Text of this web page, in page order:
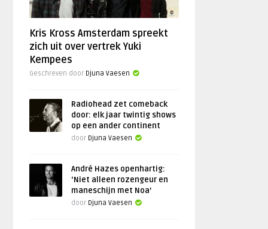
Kris Kross Amsterdam spreekt
zich uit over vertrek Yuki
Kempees
Geschreven door Djuna Vaesen
Radiohead zet comeback
door: elk jaar twintig shows
op een ander continent
door Djuna Vaesen
André Hazes openhartig:
‘Niet alleen rozengeur en
maneschijn met Noa’
door Djuna Vaesen